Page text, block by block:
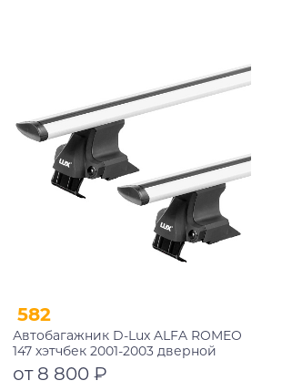
582
Автобагажник D-Lux ALFA ROMEO
147 хэтчбек 2001-2003 дверной
проем аэро-трэвэл
от 8 800 ₽